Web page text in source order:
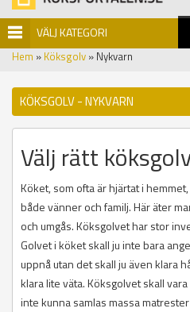
VÄLJ KATEGORI
Hem » Köksgolv » Nykvarn
KÖKSGOLV - NYKVARN
Välj rätt
Köket, som ofta är hjärtat i
både vänner och familj. Här äter
och umgås. Köksgolvet har stor
Golvet i köket skall ju inte bara
uppnå utan det skall ju även klara
klara lite väta. Köksgolvet skall
inte kunna samlas massa